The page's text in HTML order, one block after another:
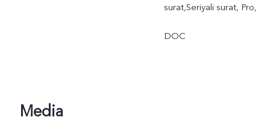
surat,Seriyali surat, Pro,
DOC
Media